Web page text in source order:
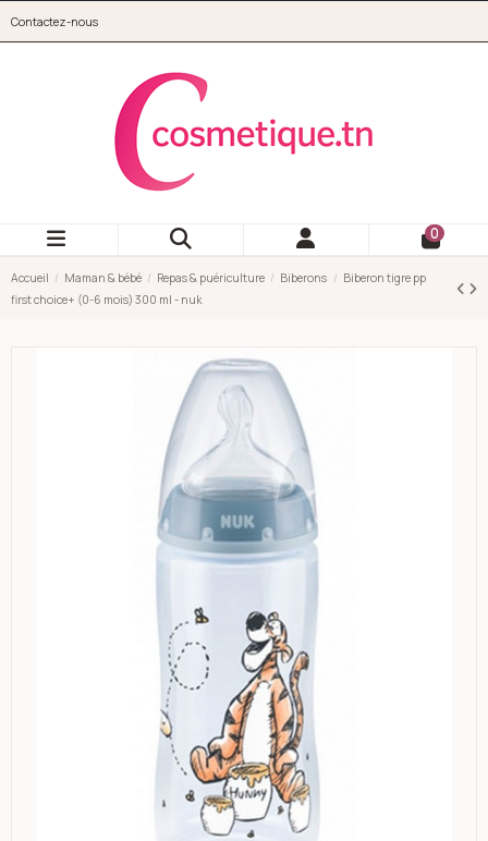
Contactez-nous
0
Accueil Maman & bébé Repas & puériculture Biberons
Biberon tigre pp
first choice+ (0-6 mois) 300 ml - nuk